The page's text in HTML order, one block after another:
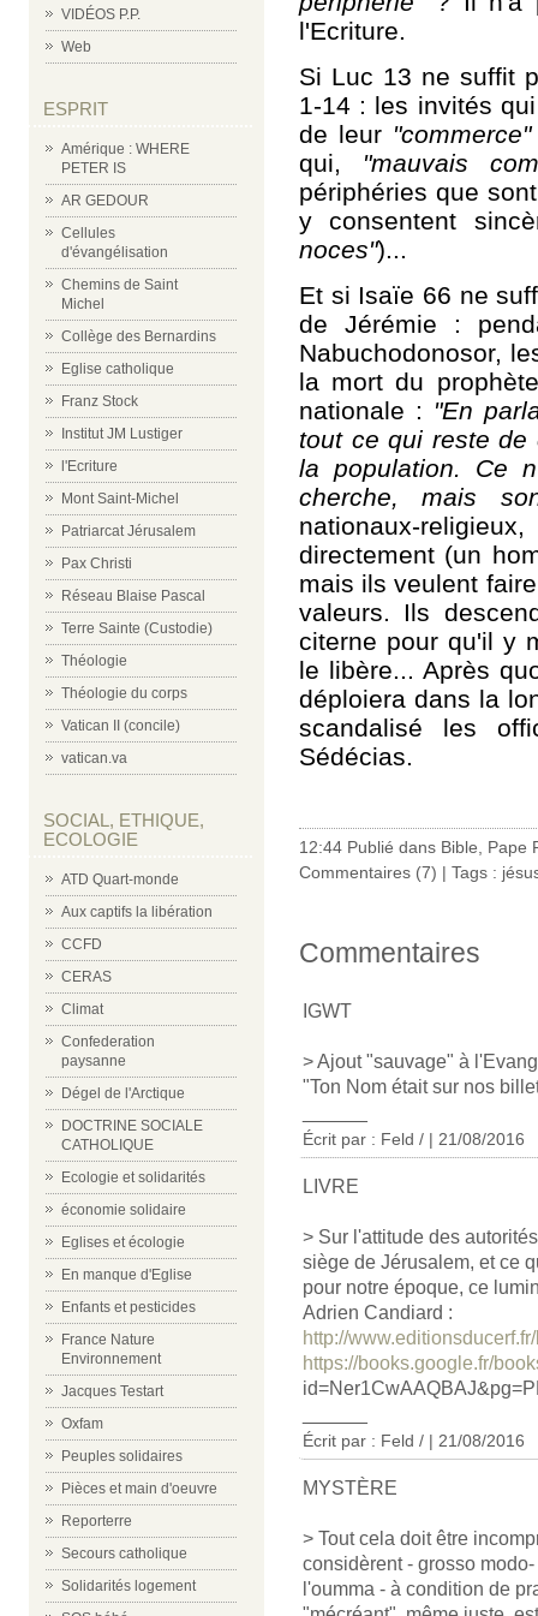
VIDÉOS P.P.
Web
ESPRIT
Amérique : WHERE
PETER IS
AR GEDOUR
Cellules
d'évangélisation
Chemins de Saint
Michel
Collège des Bernardins
Eglise catholique
Franz Stock
Institut JM Lustiger
l'Ecriture
Mont Saint-Michel
Patriarcat Jérusalem
Pax Christi
Réseau Blaise Pascal
Terre Sainte (Custodie)
Théologie
Théologie du corps
Vatican II (concile)
vatican.va
SOCIAL, ETHIQUE,
ECOLOGIE
ATD Quart-monde
Aux captifs la libération
CCFD
CERAS
Climat
Confederation
paysanne
Dégel de l'Arctique
DOCTRINE SOCIALE
CATHOLIQUE
Ecologie et solidarités
économie solidaire
Eglises et écologie
En manque d'Eglise
Enfants et pesticides
France Nature
Environnement
Jacques Testart
Oxfam
Peuples solidaires
Pièces et main d'oeuvre
Reporterre
Secours catholique
Solidarités logement
l'Ecriture.
Si Luc 13 ne suffit
1-14 : les invités qui
de leur "commerce"
qui, "mauvais
périphéries que
y consentent
noces")...
Et si Isaïe 66 ne
de Jérémie :
Nabuchodonosor,
la mort du
nationale : "En
tout ce qui reste
la population. Ce
cherche, mais
nationaux-
directement (un
mais ils veulent
valeurs. Ils
citerne pour qu'il y
le libère... Après
déploiera dans la
scandalisé les
Sédécias.
12:44 Publié dans Bible
Pape
Commentaires (7) | Tags :
Commentaires
IGWT
> Ajout "sauvage" à
"Ton Nom était sur nos
Écrit par : Feld / | 21/08/2016
LIVRE
> Sur l'attitude des
siège de Jérusalem, et ce
pour notre époque, ce
Adrien Candiard :
http://
https://books.google.fr/
Écrit par : Feld / | 21/08/2016
MYSTÈRE
> Tout cela doit être
considèrent - grosso
l'oumma - à condition de